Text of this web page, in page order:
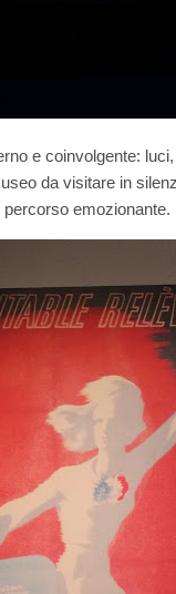
e coinvolgente:
da visitare in
emozionante.